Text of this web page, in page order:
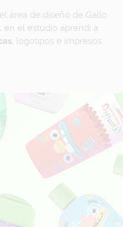
área de diseño de Gallo
en el estudio aprendí a
, logotipos e impresos.